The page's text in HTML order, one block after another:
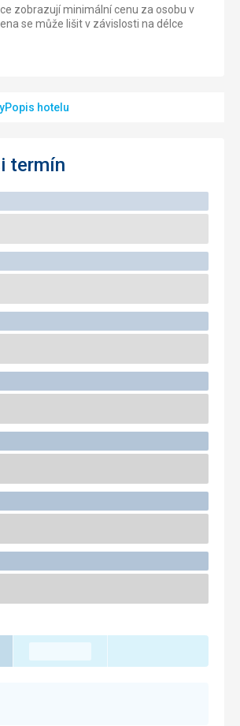
zobrazují minimální cenu za osobu v
se může lišit v závislosti na délce
Popis hotelu
termín